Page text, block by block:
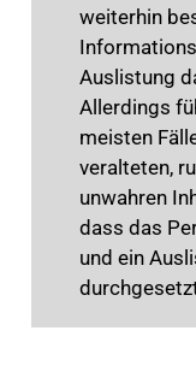
weiterhin
Auslistung
Allerdings
meisten
veralteten,
unwahren
dass das
und ein